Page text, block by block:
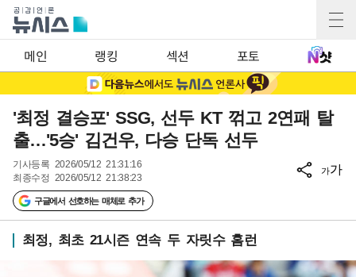
메인 랭킹 섹션 포토
'최정 결승포' SSG, 선두 KT 꺾고 2연패 탈
출…'5승' 김건우, 다승 단독 선두
기사등록 2026/05/12 21:31:16
최종수정 2026/05/12 21:38:23
구글에서 선호하는 매체로 추가
가가
최정, 최초 21시즌 연속 두 자릿수 홈런